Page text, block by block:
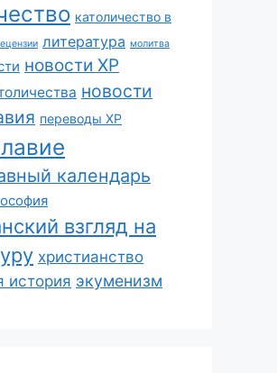
католичество в
литература молитва
новости ХР
новости
переводы ХР
календарь
взгляд на
христианство
история экуменизм